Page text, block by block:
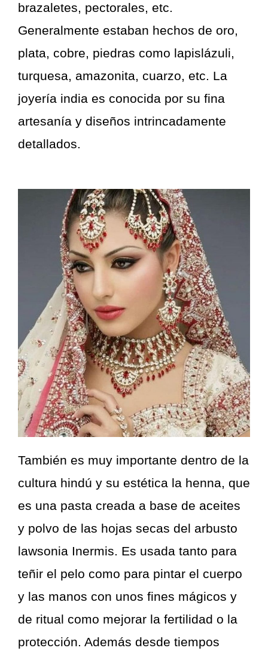
brazaletes, pectorales, etc.
Generalmente estaban hechos de oro,
plata, cobre, piedras como lapislázuli,
turquesa, amazonita, cuarzo, etc. La
joyería india es conocida por su fina
artesanía y diseños intrincadamente
detallados.
También es muy importante dentro de la
cultura hindú y su estética la henna, que
es una pasta creada a base de aceites
y polvo de las hojas secas del arbusto
lawsonia Inermis. Es usada tanto para
teñir el pelo como para pintar el cuerpo
y las manos con unos fines mágicos y
de ritual como mejorar la fertilidad o la
protección. Además desde tiempos